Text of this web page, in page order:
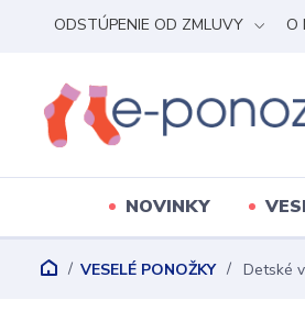
ODSTÚPENIE OD ZMLUVY O
NOVINKY
VESELÉ PONOŽKY Detské